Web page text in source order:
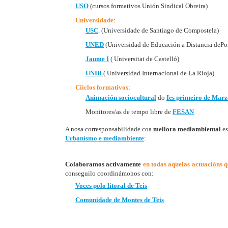
USO (cursos formativos Unión Sindical Obreira)
Universidade:
USC. (Universidade de Santiago de Compostela)
UNED (Universidad de Educación a Distancia
Jaume I ( Universitat de Castelló)
UNIR( Universidad Internacional de La Rioja)
Ciiclos formativos:
Animación sociocultural do Ies primeiro de
Monitores/as de tempo libre de FESAN
A nosa corresponsabilidade coamellora mediambiental
Urbanísmo e mediambiente:
Colaboramos activamente en todas aquelas actuacións
conseguilo coordinámonos con:
Voces polo litoral de Teis
Comunidade de Montes de Teis